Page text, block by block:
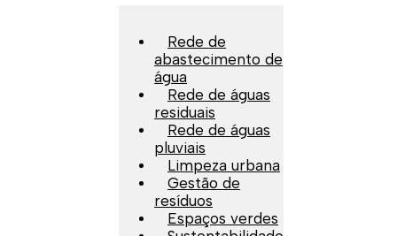
Rede de
abastecimento de
água
Rede de águas
residuais
Rede de águas
pluviais
Limpeza urbana
Gestão de
resíduos
Espaços verdes